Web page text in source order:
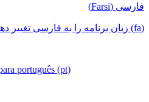
فارسی (Farsi)
(fa) زبان برنامه را به فارسی تغییر دهید
português (pt)